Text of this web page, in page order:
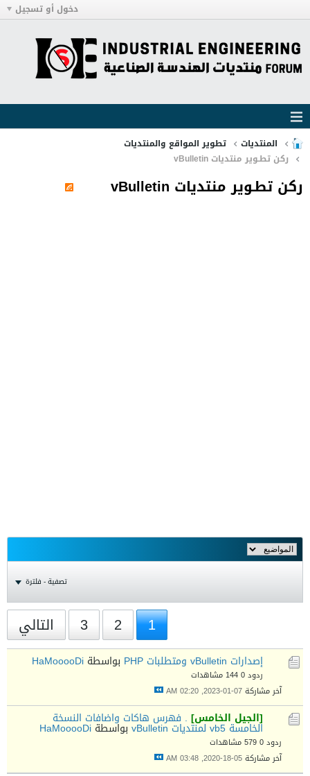
دخول أو تسجيل
المنتديات
تطوير المواقع والمنتديات
ركن تطـوير منتديات vBulletin
ركن تطـوير منتديات vBulletin
تصفية - فلترة
1
2
3 التالي
إصدارات vBulletin ومتطلبات PHP بواسطة HaMooooDi
ردود 0
144 مشاهدات
آخر مشاركة07-01-2023, 02:20 AM
[الجيل الخامس] . فهرس هاكات واضافات النسخة
الخامسة vb5 لمنتديات vBulletin بواسطة HaMooooDi
ردود 0
579 مشاهدات
آخر مشاركة05-18-2020, 03:48 AM